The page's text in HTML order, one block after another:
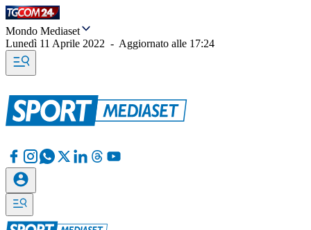
Mondo Mediaset
Lunedì 11 Aprile 2022 - Aggiornato alle 17:24